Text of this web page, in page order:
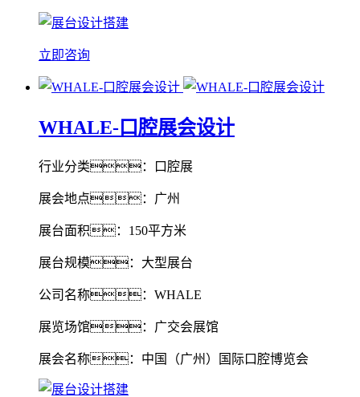
立即咨询
WHALE-口腔展会设计
行业分类：口腔展
展会地点：广州
展台面积：150平方米
展台规模：大型展台
公司名称：WHALE
展览场馆：广交会展馆
展会名称：中国（广州）国际口腔博览会